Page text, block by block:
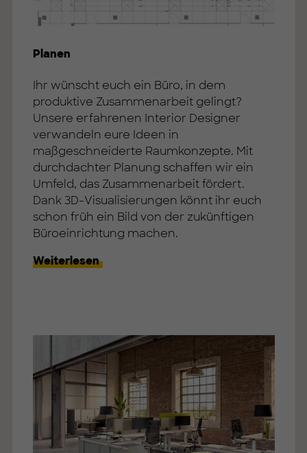
Planen
Ihr wünscht euch ein Büro, in dem
produktive Zusammenarbeit gelingt?
Unsere erfahrenen Interior Designer
verwandeln eure Ideen in
maßgeschneiderte Raumkonzepte. Mit
durchdachter Planung schaffen wir ein
Umfeld, das Zusammenarbeit fördert.
Dank 3D-Visualisierungen könnt ihr euch
schon früh ein Bild von der zukünftigen
Büroeinrichtung machen.
Weiterlesen